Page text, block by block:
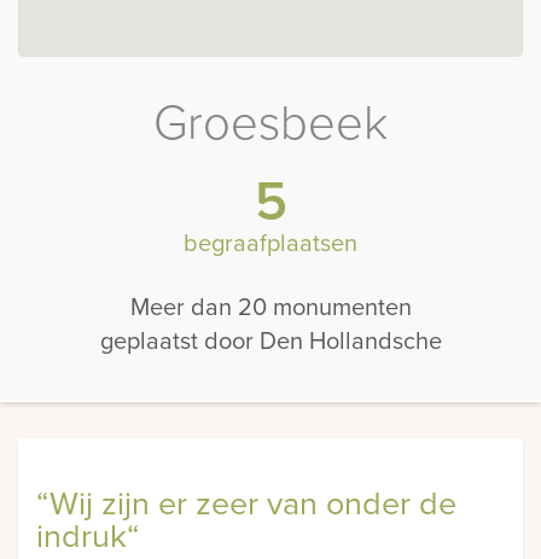
Groesbeek
5
begraafplaatsen
Meer dan 20 monumenten
geplaatst door Den Hollandsche
“Wij zijn er zeer van onder de
indruk“